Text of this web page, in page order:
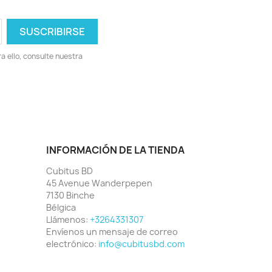
ello, consulte nuestra
INFORMACIÓN DE LA TIENDA
Cubitus BD
45 Avenue Wanderpepen
7130 Binche
Bélgica
Llámenos: +3264331307
Envíenos un mensaje de correo
electrónico: info@cubitusbd.com